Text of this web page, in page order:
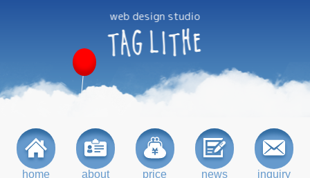
web design studio
TAGLITHE
home about price news inquiry